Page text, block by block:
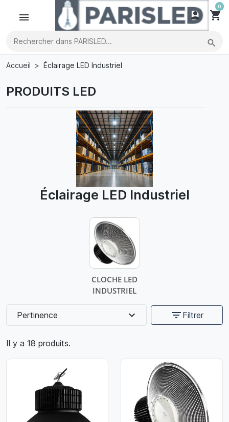
 shopping_cart
0
search
Accueil Éclairage LED Industriel
PRODUITS LED
Éclairage LED Industriel
CLOCHE LED
INDUSTRIEL
Il y a 18 produits.
Pertinence expand_more filter_list Filtrer